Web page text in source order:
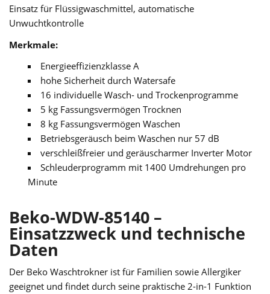
Einsatz für Flüssigwaschmittel, automatische
Unwuchtkontrolle
Merkmale:
Energieeffizienzklasse A
hohe Sicherheit durch Watersafe
16 individuelle Wasch- und Trockenprogramme
5 kg Fassungsvermögen Trocknen
8 kg Fassungsvermögen Waschen
Betriebsgeräusch beim Waschen nur 57 dB
verschleißfreier und geräuscharmer Inverter Motor
Schleuderprogramm mit 1400 Umdrehungen pro
Minute
Beko-WDW-85140 –
Einsatzzweck und technische
Daten
Der Beko Waschtrokner ist für Familien sowie Allergiker
geeignet und findet durch seine praktische 2-in-1 Funktion